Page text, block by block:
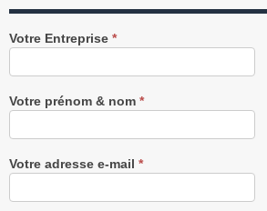
Recevez
notre
gratuitement
Votre Entreprise *
Votre prénom & nom *
Votre adresse e-mail *